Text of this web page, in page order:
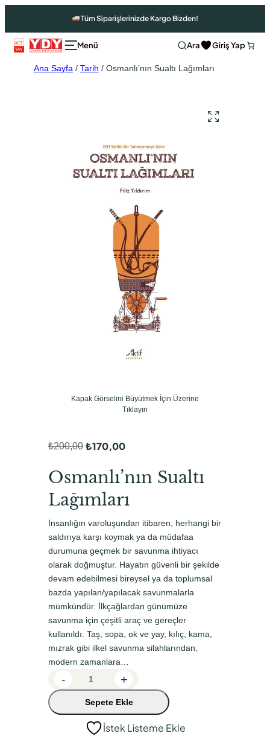
Tüm Siparişlerinizde Kargo Bizden!
Ara Giriş Yap
Ana Sayfa / Tarih / Osmanlı’nın Sualtı Lağımları
Kapak Görselini Büyütmek İçin Üzerine
Tıklayın
₺200,00
r
i
j
i
n
a
l
f
i
y
a
₺
₺170,00
u
a
n
d
a
k
i
f
i
y
a
₺
Osmanlı’nın Sualtı
Lağımları
İnsanlığın varoluşundan itibaren, herhangi bir
saldırıya karşı koymak ya da müdafaa
durumuna geçmek bir savunma ihtiyacı
olarak doğmuştur. Hayatın güvenli bir şekilde
devam edebilmesi bireysel ya da toplumsal
bazda yapılan/yapılacak savunmalarla
mümkündür. İlkçağlardan günümüze
savunma için çeşitli araç ve gereçler
kullanıldı. Taş, sopa, ok ve yay, kılıç, kama,
mızrak gibi ilkel savunma silahlarından;
modern zamanlara…
m
- +
Sepete Ekle
İstek Listeme Ekle